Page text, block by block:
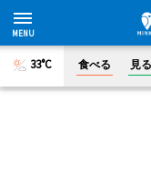
33°C 食べる 見